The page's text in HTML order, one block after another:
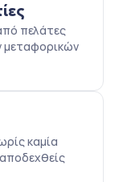
πελάτες
μεταφορικών
καμία